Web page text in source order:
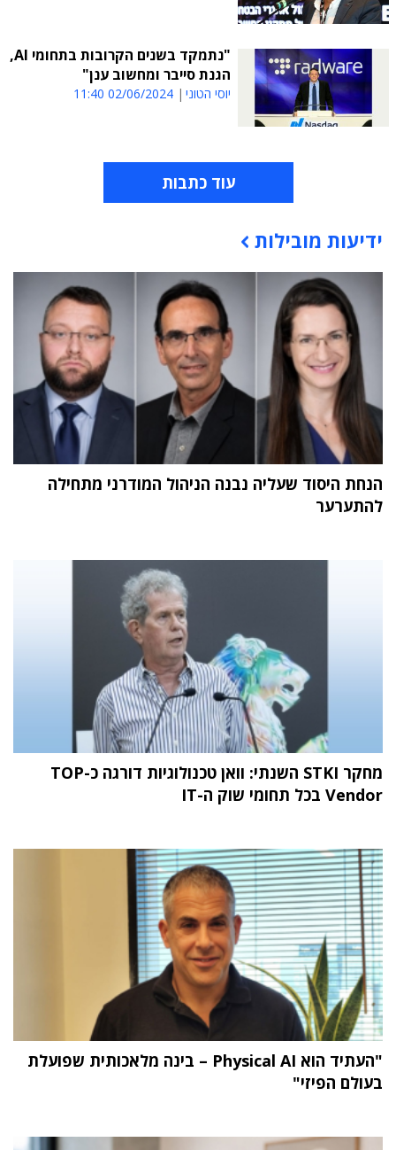
"נתמקד בשנים הקרובות בתחומי AI,
הגנת סייבר ומחשוב ענן"
יוסי הטוני 02/06/2024 11:40
עוד כתבות
תוכן פרסומי
ידיעות מובילות
הנחת היסוד שעליה נבנה הניהול המודרני מתחילה
להתערער
מחקר STKI השנתי: וואן טכנולוגיות דורגה כ-TOP
Vendor בכל תחומי שוק ה-IT
"העתיד הוא Physical AI – בינה מלאכותית שפועלת
בעולם הפיזי"